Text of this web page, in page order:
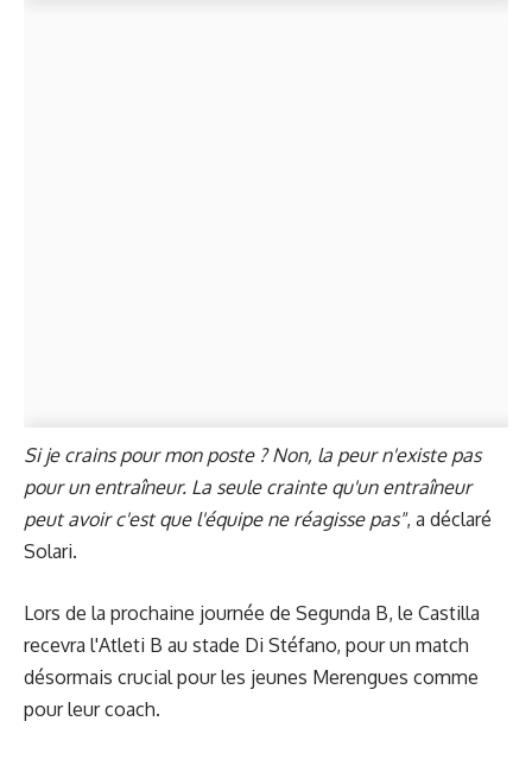
Si je crains pour mon poste ? Non, la peur n'existe pas
pour un entraîneur. La seule crainte qu'un entraîneur
peut avoir c'est que l'équipe ne réagisse pas", a déclaré
Solari.
Lors de la prochaine journée de Segunda B, le Castilla
recevra l'Atleti B au stade Di Stéfano, pour un match
désormais crucial pour les jeunes Merengues comme
pour leur coach.